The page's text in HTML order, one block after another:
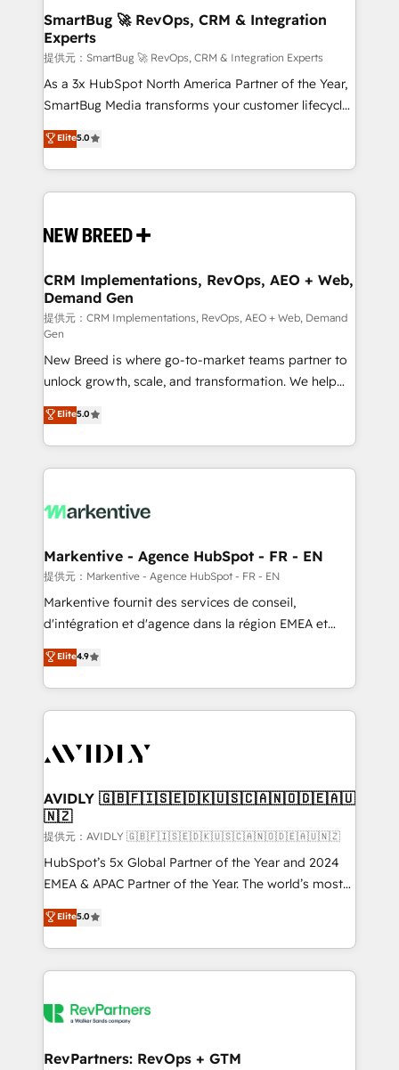
We are built for the work.
を、CRMを軸とした全社共通基盤に再構築します。意
思決定者・PMO・現場担当者に並走します。 1️⃣
HubSpot導入・活用支援 顧客データの一元化から、
GTMの見える化・自動化まで。全Hub統合運用、デー
タ品質設計、グループ横断のCRM統合に対応します。
の一部をAIが自律実行する組織への移行を設計・実装。
Breeze・Claude等をHubSpotと連携させ、役割定義・
革を、構想から実装・定着までPMOとして主導。「設
の統合・浸透・変革管理を実行します。 ▸ CMS戦略設
計・構築：リード獲得・CVR・SEOを前提にした情報設
計・導線設計・テンプレート設計をContent Hubで一体
提供。 ▸ 既存CRM・MAからの移行支援：Salesforce・
Marketo・Pardot等からの移行、カスタム設計、履歴
データ移行と活用設計まで。 ▸ AEO対応：ChatGPT・
ンツとサイト構造を最適化。 🏆 なぜ100incを選ぶの
か？ ✓ HubSpot Eliteパートナー認定 ✓ HubSpotアワ
ード受賞・HUGリーダー ✓ ISO27001:2022 /
HubSpot大百科 出版 CRM・AI活用に関するご相談、現
せください。
SmartBug 🚀 RevOps, CRM & Integration
Experts
提供元：SmartBug 🚀 RevOps, CRM & Integration Experts
As a 3x HubSpot North America Partner of the Year,
SmartBug Media transforms your customer lifecycle
into a revenue engine. Our unified ecosystem
includes specialized divisions Globalia (AI &
Software) and Point Success Media (Paid Media),
making this the official home for all three brands. 🔄
and system integrations powered by Globalia’s
trainers to drive platform adoption. 📈 Revenue
Generation - Full-funnel marketing and high-
performance advertising via Point Success Media. -
Expert deployment of Breeze AI and custom agents
to automate growth. 🏆 Elite Excellence - 8 platform
accreditations and deep HIPAA-compliance
expertise. - A team of 250+ experts dedicated to
your resilient growth.
Elite5.0
CRM Implementations, RevOps, AEO + Web,
Demand Gen
提供元：CRM Implementations, RevOps, AEO + Web, Demand
Gen
New Breed is where go-to-market teams partner to
unlock growth, scale, and transformation. We help
companies activate HubSpot’s AI-powered
customer platform and operationalize HubSpot’s
Loop Marketing framework through expert-led
services, smart agents, and purpose-built apps,
results, fast. ⚙️CRM & RevOps: Align all Hubs to your
🎯Demand Gen & ABM: Drive pipeline with inbound,
ABM, AEO, SEO, & paid media. 👩‍💻Web Design:
Build high-performing websites with UX, messaging,
& conversion strategy that drive results. 🤖AI
AI, & maximize AEO with tailored AI services. 🧩
Integrations: Extend HubSpot with custom
Elite5.0
Markentive - Agence HubSpot - FR - EN
提供元：Markentive - Agence HubSpot - FR - EN
Markentive fournit des services de conseil,
d'intégration et d'agence dans la région EMEA et
North America. Avec plus de 115 experts en
marketing automation, Growth, Revops, CRM et
webdesign. Markentive is both a consulting firm, a
digital agency and an integrator. With over 115
CRM and webdesign (We focus on EMEA - USA
Elite4.9
AVIDLY 🇬🇧🇫🇮🇸🇪🇩🇰🇺🇸🇨🇦🇳🇴🇩🇪🇦🇺
🇳🇿
提供元：AVIDLY 🇬🇧🇫🇮🇸🇪🇩🇰🇺🇸🇨🇦🇳🇴🇩🇪🇦🇺🇳🇿
HubSpot’s 5x Global Partner of the Year and 2024
EMEA & APAC Partner of the Year. The world’s most
experienced and fully accredited HubSpot Solutions
Partner. 🚀 With 2,750+ HubSpot projects delivered
and 370+ specialists across EMEA, APAC and NAM,
we de-risk complex CRM programmes and
multi-region migrations to AI-powered automation,
scale. 🏆 HubSpot’s CEO called us “the partner of the
Elite5.0
RevPartners: RevOps + GTM